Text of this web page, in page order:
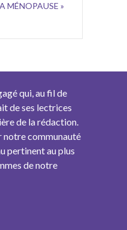
MÉNOPAUSE »
qui, au fil de
de ses lectrices
de la rédaction.
notre communauté
pertinent au plus
de notre